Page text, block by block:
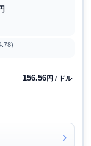
156.56円 / ドル